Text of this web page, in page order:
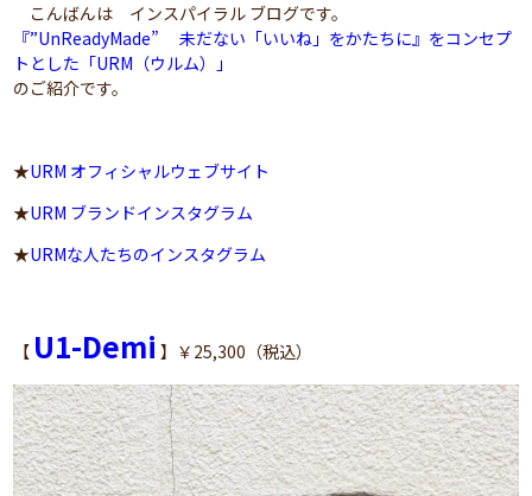
こんばんは インスパイラル ブログです。
『”UnReadyMade” 未だない「いいね」をかたちに』をコンセプ
トとした「URM（ウルム）」
のご紹介です。
★URM オフィシャルウェブサイト
★URM ブランドインスタグラム
★URMな人たちのインスタグラム
【 U1-Demi 】￥25,300（税込）